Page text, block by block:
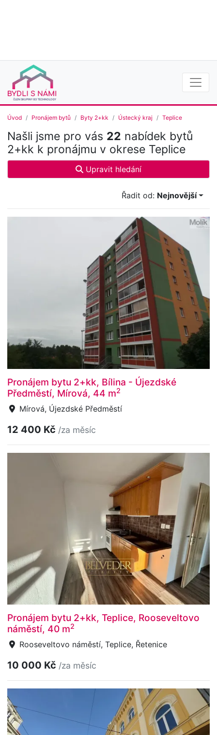
Úvod Pronájem bytů Byty 2+kk Ústecký kraj Teplice
Našli jsme pro vás 22 nabídek bytů
2+kk k pronájmu v okrese Teplice
Upravit hledání
Řadit od: Nejnovější
Pronájem bytu 2+kk, Bílina - Újezdské
Předměstí, Mírová, 44 m2
Mírová, Újezdské Předměstí
12 400 Kč /za měsíc
Pronájem bytu 2+kk, Teplice, Rooseveltovo
náměstí, 40 m2
Rooseveltovo náměstí, Teplice, Řetenice
10 000 Kč /za měsíc